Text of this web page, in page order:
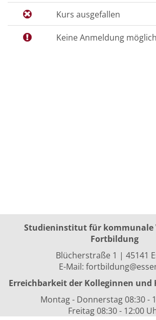
Kurs ausgefallen
Keine Anmeldung möglich
Studieninstitut für kommunale
Fortbildung
Blücherstraße 1 | 45141
E-Mail:
Erreichbarkeit der Kolleginnen und
Montag - Donnerstag 08:30 -
Freitag 08:30 - 12:00